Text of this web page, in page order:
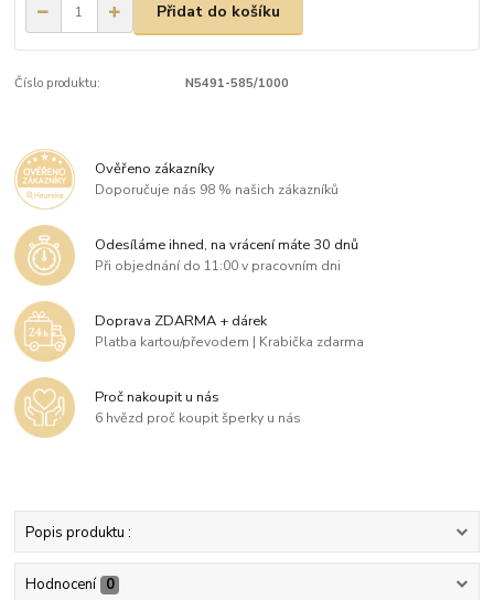
Přidat do košíku
Číslo produktu: N5491-585/1000
Ověřeno zákazníky
Doporučuje nás 98 % našich zákazníků
Odesíláme ihned, na vrácení máte 30 dnů
Při objednání do 11:00 v pracovním dni
Doprava ZDARMA + dárek
Platba kartou/převodem | Krabička zdarma
Proč nakoupit u nás
6 hvězd proč koupit šperky u nás
Popis produktu :
Hodnocení 0